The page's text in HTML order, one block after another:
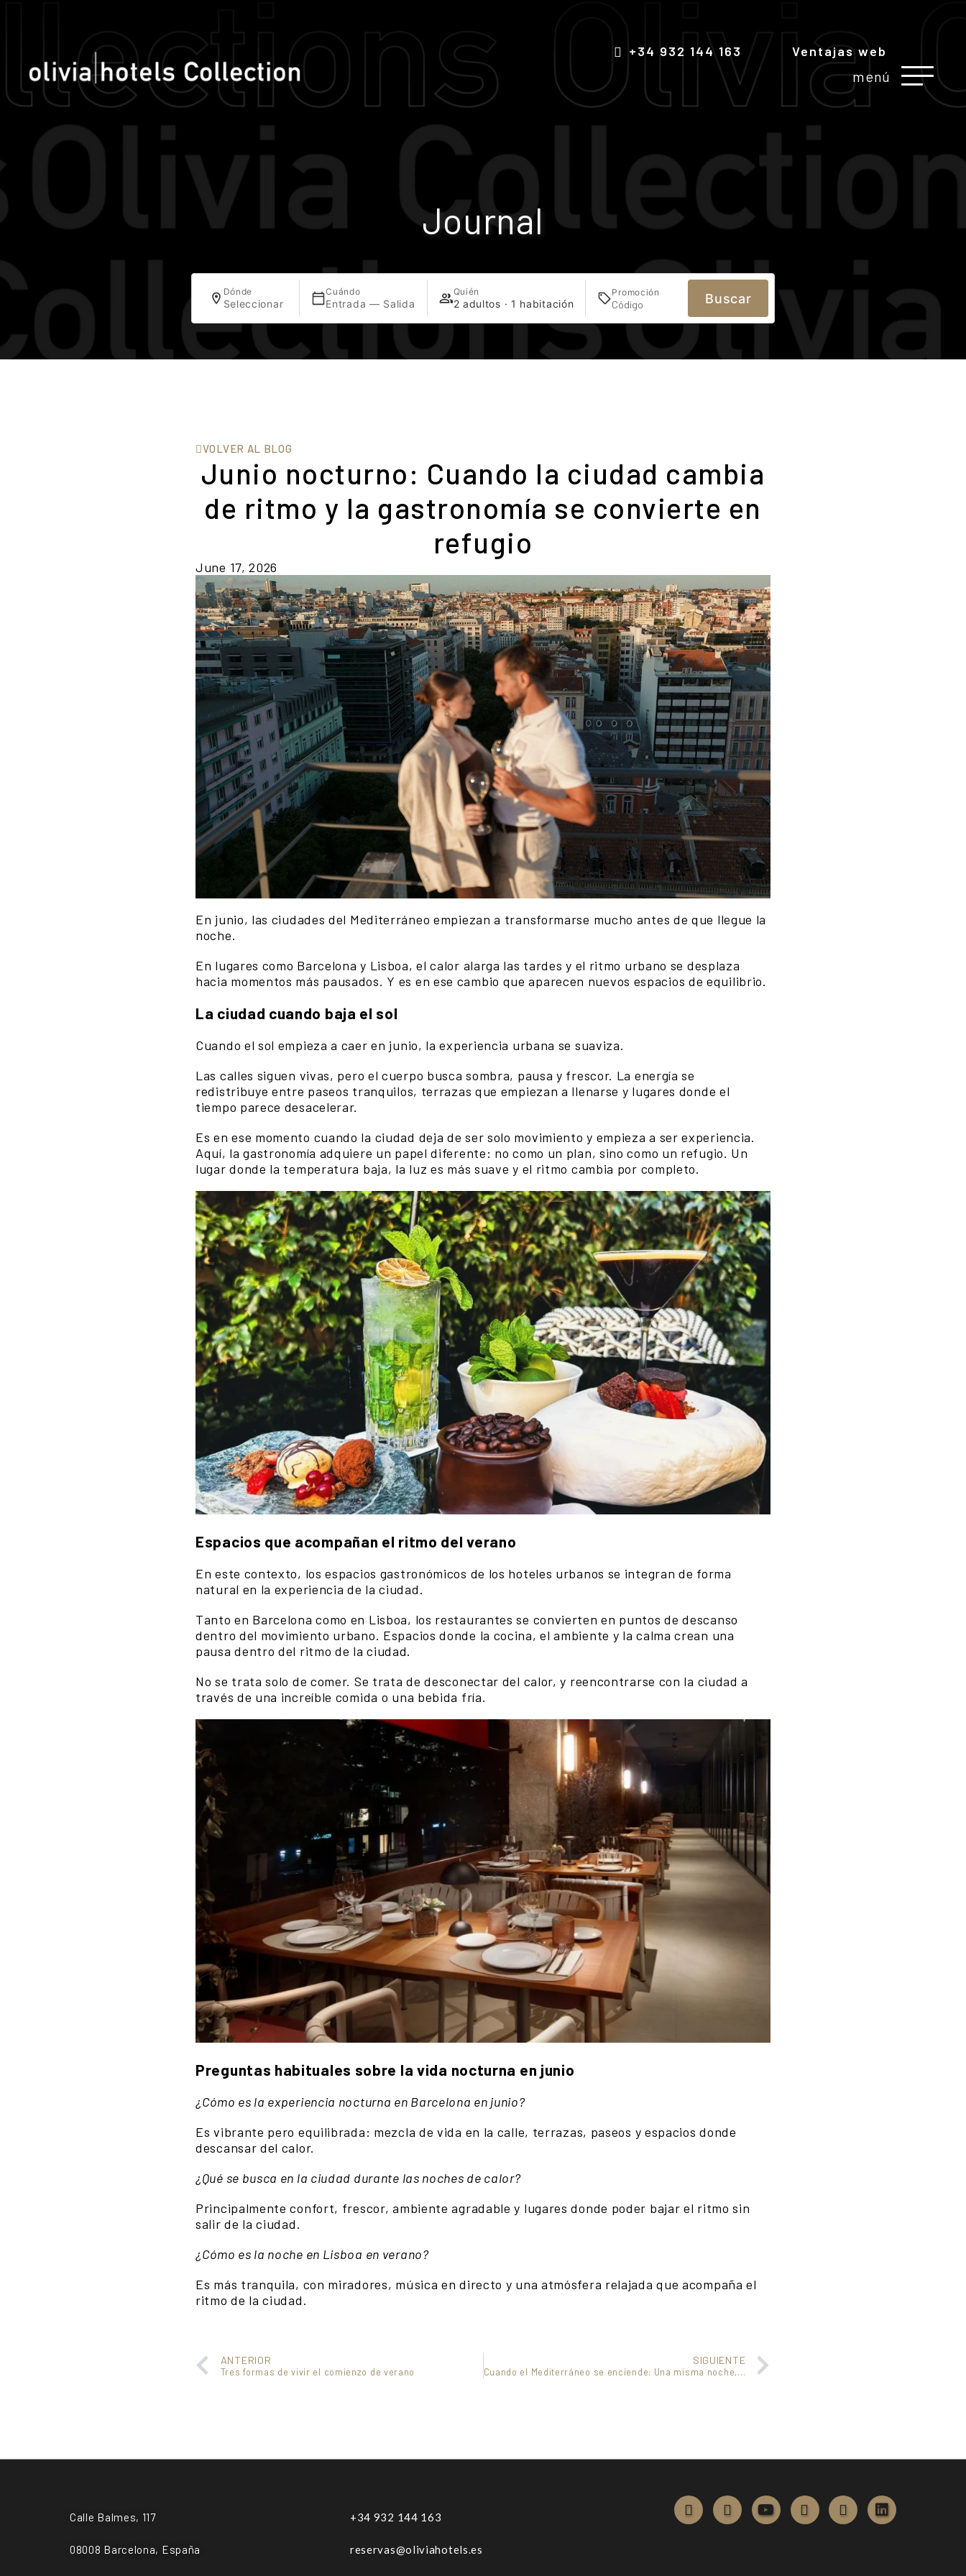
+34 932 144 163 Ventajas web
menú
Journal
Dónde
Seleccionar
Cuándo
Entrada — Salida
Quién
2 adultos · 1 habitación
Promoción Buscar
VOLVER AL BLOG
Junio nocturno: Cuando la ciudad cambia
de ritmo y la gastronomía se convierte en
refugio
June 17, 2026
En junio, las ciudades del Mediterráneo empiezan a transformarse mucho antes de que llegue la
noche.
En lugares como Barcelona y Lisboa, el calor alarga las tardes y el ritmo urbano se desplaza
hacia momentos más pausados. Y es en ese cambio que aparecen nuevos espacios de equilibrio.
La ciudad cuando baja el sol
Cuando el sol empieza a caer en junio, la experiencia urbana se suaviza.
Las calles siguen vivas, pero el cuerpo busca sombra, pausa y frescor. La energía se
redistribuye entre paseos tranquilos, terrazas que empiezan a llenarse y lugares donde el
tiempo parece desacelerar.
Es en ese momento cuando la ciudad deja de ser solo movimiento y empieza a ser experiencia.
Aquí, la gastronomía adquiere un papel diferente: no como un plan, sino como un refugio. Un
lugar donde la temperatura baja, la luz es más suave y el ritmo cambia por completo.
Espacios que acompañan el ritmo del verano
En este contexto, los espacios gastronómicos de los hoteles urbanos se integran de forma
natural en la experiencia de la ciudad.
Tanto en Barcelona como en Lisboa, los restaurantes se convierten en puntos de descanso
dentro del movimiento urbano. Espacios donde la cocina, el ambiente y la calma crean una
pausa dentro del ritmo de la ciudad.
No se trata solo de comer. Se trata de desconectar del calor, y reencontrarse con la ciudad a
través de una increíble comida o una bebida fría.
Preguntas habituales sobre la vida nocturna en junio
¿Cómo es la experiencia nocturna en Barcelona en junio?
Es vibrante pero equilibrada: mezcla de vida en la calle, terrazas, paseos y espacios donde
descansar del calor.
¿Qué se busca en la ciudad durante las noches de calor?
Principalmente confort, frescor, ambiente agradable y lugares donde poder bajar el ritmo sin
salir de la ciudad.
¿Cómo es la noche en Lisboa en verano?
Es más tranquila, con miradores, música en directo y una atmósfera relajada que acompaña el
ritmo de la ciudad.
ANTERIOR
Tres formas de vivir el comienzo de verano
SIGUIENTE
Cuando el Mediterráneo se enciende: Una misma noche, dos formas de vivirlo
Calle Balmes, 117
08008 Barcelona, España
+34 932 144 163
reservas@oliviahotels.es